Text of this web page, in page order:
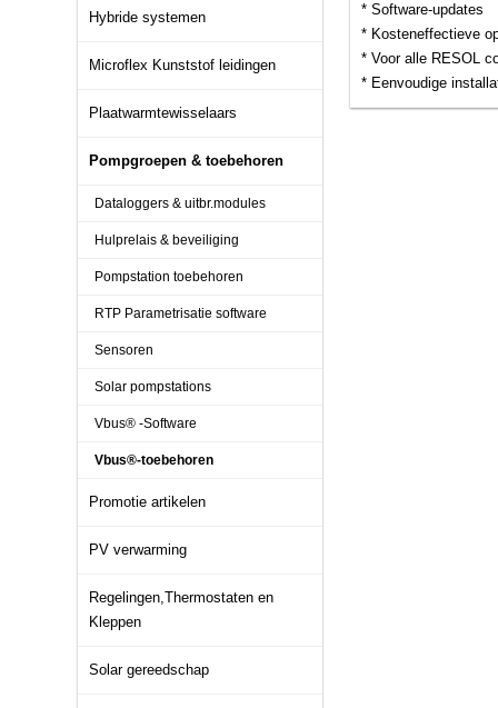
Hybride systemen
Microflex Kunststof leidingen
Plaatwarmtewisselaars
Pompgroepen & toebehoren
Dataloggers & uitbr.modules
Hulprelais & beveiliging
Pompstation toebehoren
RTP Parametrisatie software
Sensoren
Solar pompstations
Vbus® -Software
Vbus®-toebehoren
Promotie artikelen
PV verwarming
Regelingen,Thermostaten en
Kleppen
Solar gereedschap
* Software-updates
* Kosteneffectieve
* Voor alle RESOL
* Eenvoudige